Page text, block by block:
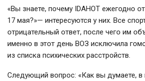
«Вы знаете, почему IDAHOT ежегодно
17 мая?»— интересуются у них. Все
отрицательный ответ, после чего им
именно в этот день ВОЗ исключила
из списка психических расстройств.
Следующий вопрос: «Как вы думаете, в